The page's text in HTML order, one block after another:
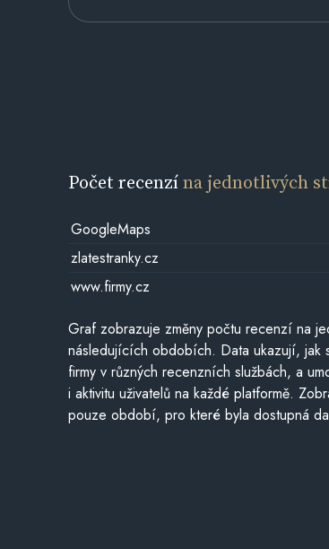
Počet recenzína jednotlivých
GoogleMaps
zlatestranky.cz
www.firmy.cz
Graf zobrazuje změny počtu recenzí na
následujících obdobích. Data ukazují,
firmy v různých recenzních službách, a
i aktivitu uživatelů na každé platformě.
pouze období, pro které byla dostupná